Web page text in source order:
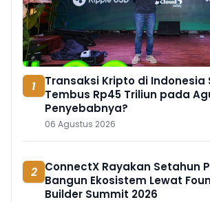
1
Transaksi Kripto di Indonesia
Tembus Rp45 Triliun pada
Penyebabnya?
06 Agustus 2026
2 ConnectX Rayakan Setahun
Bangun Ekosistem Lewat
Builder Summit 2026